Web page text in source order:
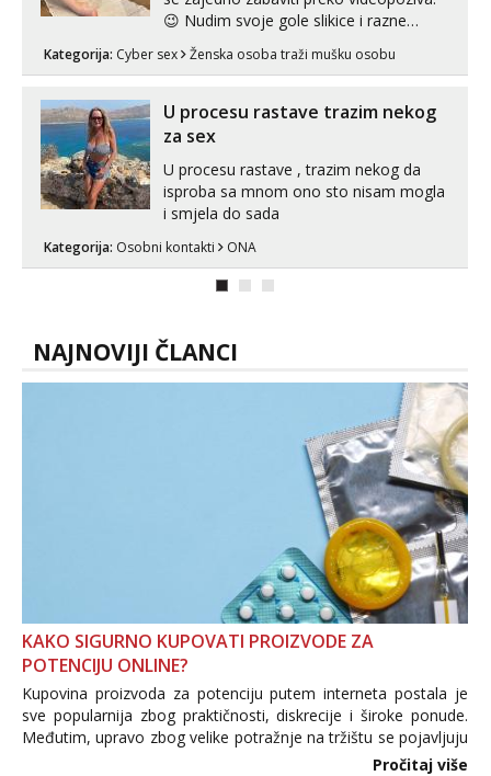
😉 Nudim svoje gole slikice i razne
videouradke. 🤩 Za online zabavu pošalji
poruku na Whatsapp, Telegram ili Viber.
autentičnosti možeš me vidjeti na
Kategorija: Cyber sex Ženska osoba traži mušku osobu
U procesu rastave trazim nekog
za sex
U procesu rastave , trazim nekog da
isproba sa mnom ono sto nisam mogla
i smjela do sada
Kategorija: Osobni kontakti ONA
NAJNOVIJI ČLANCI
KAKO SIGURNO KUPOVATI PROIZVODE ZA
POTENCIJU ONLINE?
Kupovina proizvoda za potenciju putem interneta postala je
sve popularnija zbog praktičnosti, diskrecije i široke ponude.
Međutim, upravo zbog velike potražnje na tržištu se pojavljuju
i brojni krivotvoreni proizvodi, nepouzdane internetske
Pročitaj više